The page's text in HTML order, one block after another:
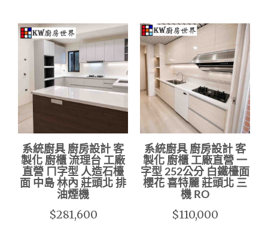
系統廚具 廚房設計 客
製化 廚櫃 流理台 工廠
直營 ㄇ字型 人造石檯
面 中島 林內 莊頭北 排
油煙機
$281,600
系統廚具 廚房設計 客
製化 廚櫃 工廠直營 一
字型 252公分 白鐵檯面
櫻花 喜特麗 莊頭北 三
機 RO
$110,000